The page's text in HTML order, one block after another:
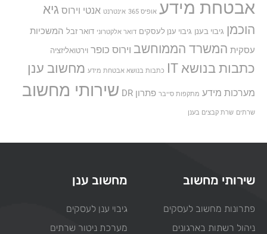
אבטחת מידע אופיס 365 אינטרנט אנטי וירוס גיא
הוכמן גיבוי בענן גיבוי ענן לעסקים דואר אלקטרוני דואר זבל המשכיות
עסקית המשרד הממוחשב וירוס כופר וירטואליזציה
כתבות בנושא IT כתבות בנושא אבטחת מידע מחשוב ענן
מערכות מידע מתקפות סייבר פתרון DR שירותי מחשוב
שרתים שרת קבצים בענן
שירותי מחשוב
פתרונות מחשוב לעסקים
ניהול רשתות בארגונים
מחשוב ענן
גיבוי ענן לעסקים
מערכת ניטור שרתים